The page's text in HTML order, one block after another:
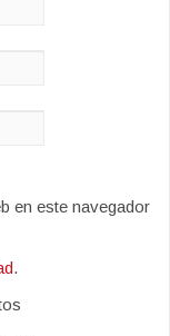
en este navegador
.